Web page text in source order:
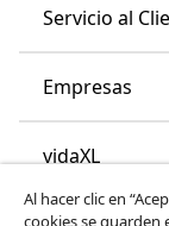
Servicio al
Empresas
vidaXL
Al hacer clic en
cookies se guarden